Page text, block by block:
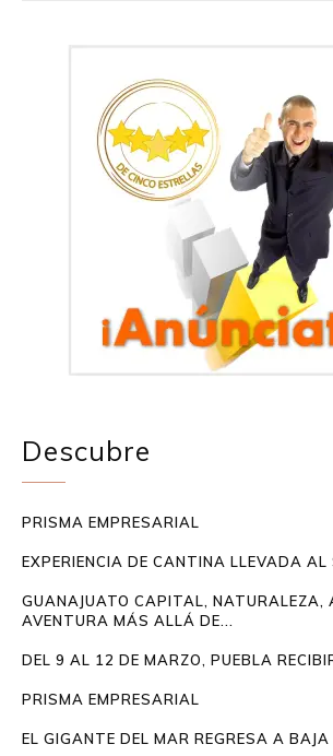
Descubre
PRISMA EMPRESARIAL
EXPERIENCIA DE CANTINA LLEVADA AL
GUANAJUATO CAPITAL, NATURALEZA,
AVENTURA MÁS ALLÁ DE...
DEL 9 AL 12 DE MARZO, PUEBLA
PRISMA EMPRESARIAL
EL GIGANTE DEL MAR REGRESA A